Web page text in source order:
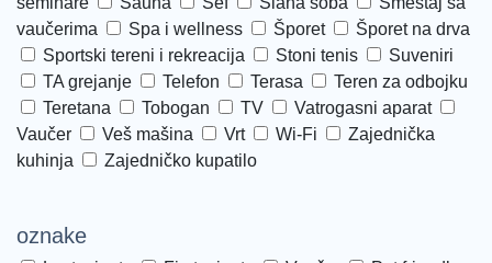
vaučerima
Spa i wellness Šporet
Šporet na drva
Sportski tereni i rekreacija
Stoni tenis
Suveniri
TA grejanje
Telefon Terasa
Teren za odbojku
Teretana
Tobogan TV
Vatrogasni aparat
Vaučer
Veš mašina Vrt Wi-Fi
Zajednička
kuhinja
Zajedničko kupatilo
oznake